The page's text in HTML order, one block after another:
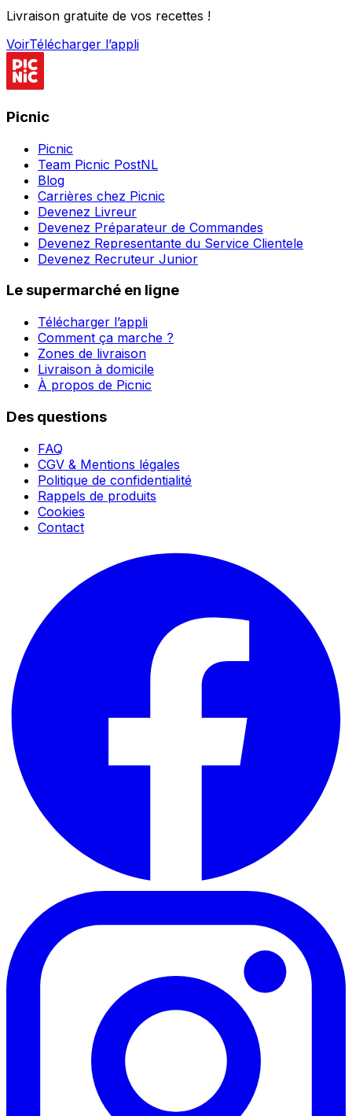
Livraison gratuite de vos recettes !
VoirTélécharger l’appli
Picnic
Picnic
Team Picnic PostNL
Blog
Carrières chez Picnic
Devenez Livreur
Devenez Préparateur de Commandes
Devenez Representante du Service Clientele
Devenez Recruteur Junior
Le supermarché en ligne
Télécharger l’appli
Comment ça marche ?
Zones de livraison
Livraison à domicile
À propos de Picnic
Des questions
FAQ
CGV & Mentions légales
Politique de confidentialité
Rappels de produits
Cookies
Contact